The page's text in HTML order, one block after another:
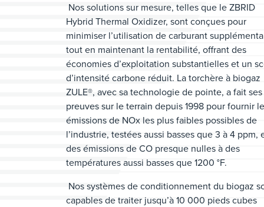
Nos solutions sur mesure, telles que le ZBRID
Hybrid Thermal Oxidizer, sont conçues pour
minimiser l’utilisation de carburant
tout en maintenant la rentabilité, offrant des
économies d’exploitation substantielles et un
d’intensité carbone réduit. La torchère à biogaz
ZULE®, avec sa technologie de pointe, a fait ses
preuves sur le terrain depuis 1998 pour fournir
émissions de NOx les plus faibles possibles de
l’industrie, testées aussi basses que 3 à 4 ppm,
des émissions de CO presque nulles à des
températures aussi basses que 1200 °F.
Nos systèmes de conditionnement du biogaz
capables de traiter jusqu’à 10 000 pieds cubes